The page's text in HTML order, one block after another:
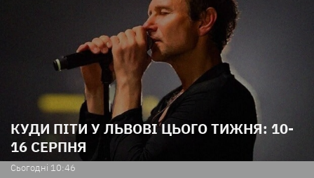
КУДИ ПІТИ У ЛЬВОВІ ЦЬОГО ТИЖНЯ: 10-
16 СЕРПНЯ
Сьогодні 10:46